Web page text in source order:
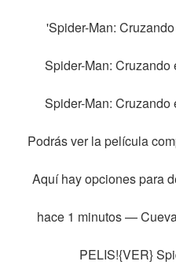
'Spider-Man:
Spider-Man:
Spider-Man:
Podrás ver la película
Aquí hay opciones para
hace 1 minutos —
PELIS!{VER}